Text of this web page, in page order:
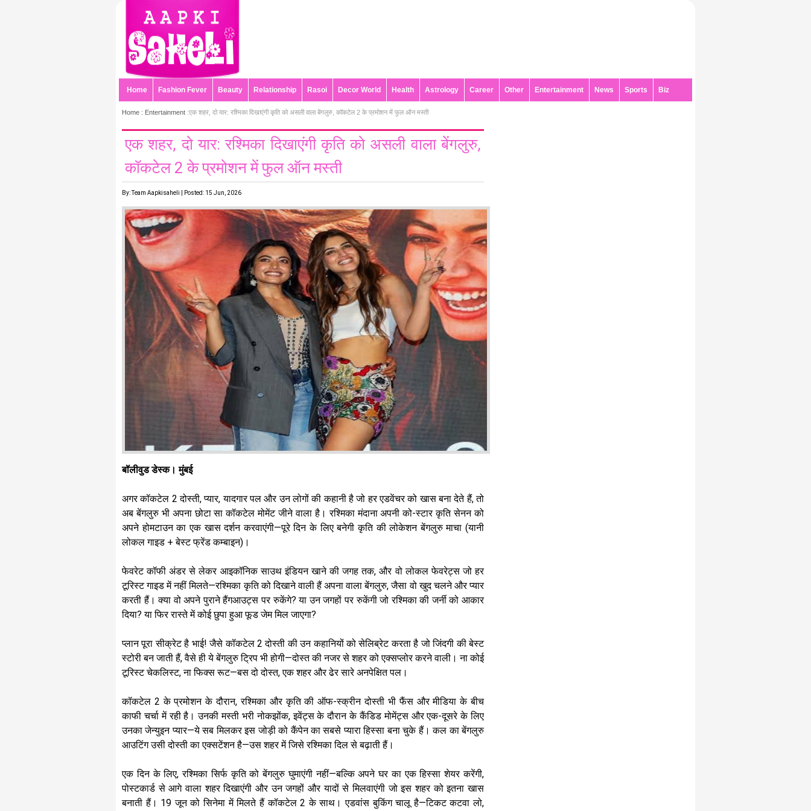
Home Fashion Fever Beauty Relationship Rasoi Decor World Health Astrology Career Other Entertainment News Sports Biz
Home : Entertainment :एक शहर, दो यार: रश्मिका दिखाएंगी कृति को असली वाला बेंगलुरु, कॉकटेल 2 के प्रमोशन में फुल ऑन मस्ती
एक शहर, दो यार: रश्मिका दिखाएंगी कृति को असली वाला बेंगलुरु,
कॉकटेल 2 के प्रमोशन में फुल ऑन मस्ती
By: Team Aapkisaheli | Posted: 15 Jun, 2026
बॉलीवुड डेस्क। मुंबई
अगर कॉकटेल 2 दोस्ती, प्यार, यादगार पल और उन लोगों की कहानी है जो हर एडवेंचर को खास बना देते हैं, तो
अब बेंगलुरु भी अपना छोटा सा कॉकटेल मोमेंट जीने वाला है। रश्मिका मंदाना अपनी को-स्टार कृति सेनन को
अपने होमटाउन का एक खास दर्शन करवाएंगी—पूरे दिन के लिए बनेगी कृति की लोकेशन बेंगलुरु माचा (यानी
लोकल गाइड + बेस्ट फ्रेंड कम्बाइन)।
फेवरेट कॉफी अंडर से लेकर आइकॉनिक साउथ इंडियन खाने की जगह तक, और वो लोकल फेवरेट्स जो हर
टूरिस्ट गाइड में नहीं मिलते—रश्मिका कृति को दिखाने वाली हैं अपना वाला बेंगलुरु, जैसा वो खुद चलने और प्यार
करती हैं। क्या वो अपने पुराने हैंगआउट्स पर रुकेंगे? या उन जगहों पर रुकेंगी जो रश्मिका की जर्नी को आकार
दिया? या फिर रास्ते में कोई छुपा हुआ फूड जेम मिल जाएगा?
प्लान पूरा सीक्रेट है भाई! जैसे कॉकटेल 2 दोस्ती की उन कहानियों को सेलिब्रेट करता है जो जिंदगी की बेस्ट
स्टोरी बन जाती हैं, वैसे ही ये बेंगलुरु ट्रिप भी होगी—दोस्त की नजर से शहर को एक्सप्लोर करने वाली। ना कोई
टूरिस्ट चेकलिस्ट, ना फिक्स रूट—बस दो दोस्त, एक शहर और ढेर सारे अनपेक्षित पल।
कॉकटेल 2 के प्रमोशन के दौरान, रश्मिका और कृति की ऑफ-स्क्रीन दोस्ती भी फैंस और मीडिया के बीच
काफी चर्चा में रही है। उनकी मस्ती भरी नोकझोंक, इवेंट्स के दौरान के कैंडिड मोमेंट्स और एक-दूसरे के लिए
उनका जेन्युइन प्यार—ये सब मिलकर इस जोड़ी को कैंपेन का सबसे प्यारा हिस्सा बना चुके हैं। कल का बेंगलुरु
आउटिंग उसी दोस्ती का एक्सटेंशन है—उस शहर में जिसे रश्मिका दिल से बढ़ाती हैं।
एक दिन के लिए, रश्मिका सिर्फ कृति को बेंगलुरु घुमाएंगी नहीं—बल्कि अपने घर का एक हिस्सा शेयर करेंगी,
पोस्टकार्ड से आगे वाला शहर दिखाएंगी और उन जगहों और यादों से मिलवाएंगी जो इस शहर को इतना खास
बनाती हैं। 19 जून को सिनेमा में मिलते हैं कॉकटेल 2 के साथ। एडवांस बुकिंग चालू है—टिकट कटवा लो,